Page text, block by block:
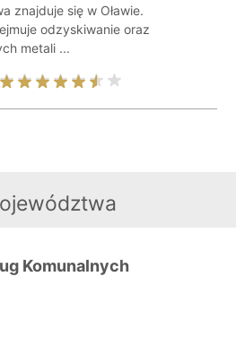
znajduje się w Oławie.
odzyskiwanie oraz
metali ...
Komunalnych